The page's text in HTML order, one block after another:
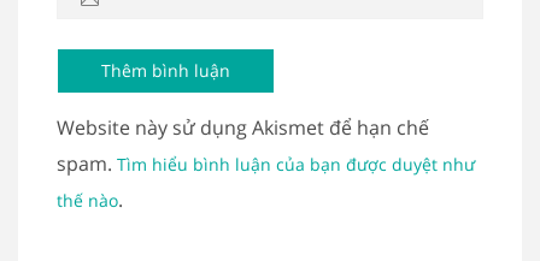
Website này sử dụng Akismet để hạn chế
spam. Tìm hiểu bình luận của bạn được duyệt như
thế nào.